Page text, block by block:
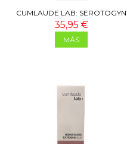
CUMLAUDE LAB: SEROTOGYN
2X60 CAPS
35,95 €
MÁS